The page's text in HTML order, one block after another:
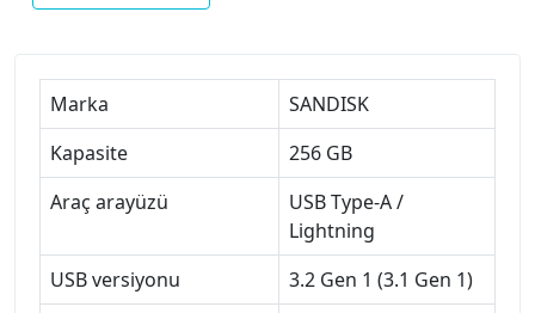
Marka
SANDISK
Kapasite
256 GB
Araç arayüzü
USB Type-A /
Lightning
USB versiyonu
3.2 Gen 1 (3.1 Gen 1)